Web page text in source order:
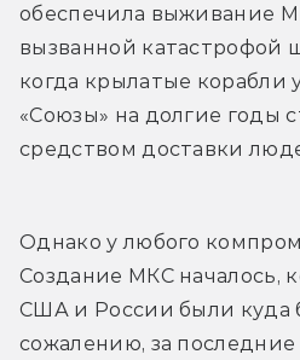
обеспечила выживание
вызванной катастрофой
когда крылатые корабли
«Союзы» на долгие годы
средством доставки
Однако у любого
Создание МКС началось,
США и России были куда
сожалению, за